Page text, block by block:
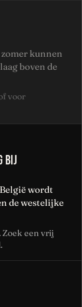
kunnen
boven de
voor
BIJ
wordt
de westelijke
een vrij